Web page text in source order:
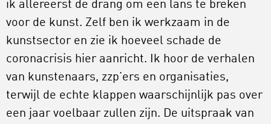
ik allereerst de drang om een lans te breken
voor de kunst. Zelf ben ik werkzaam in de
kunstsector en zie ik hoeveel schade de
coronacrisis hier aanricht. Ik hoor de verhalen
van kunstenaars, zzp’ers en organisaties,
terwijl de echte klappen waarschijnlijk pas over
een jaar voelbaar zullen zijn. De uitspraak van